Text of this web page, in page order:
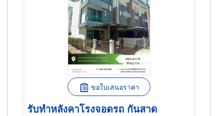
ขอใบเสนอราคา
รับทำหลังคาโรงจอดรถ กันสาด